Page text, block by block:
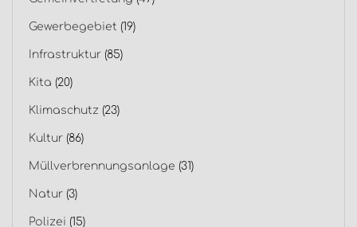
Gewerbegebiet (19)
Infrastruktur (85)
Kita (20)
Klimaschutz (23)
Kultur (86)
Müllverbrennungsanlage (31)
Natur (3)
Polizei (15)